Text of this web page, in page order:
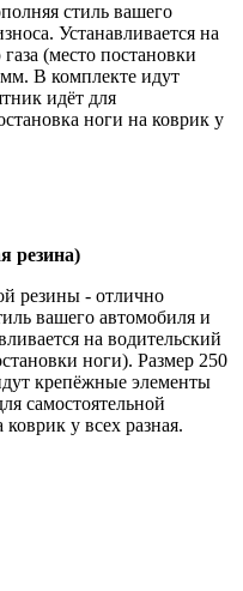
стиль вашего
Устанавливается на
(место постановки
В комплекте идут
идёт для
ноги на коврик у
резина)
резины - отлично
вашего автомобиля и
на водительский
ноги). Размер 250
крепёжные элементы
самостоятельной
у всех разная.